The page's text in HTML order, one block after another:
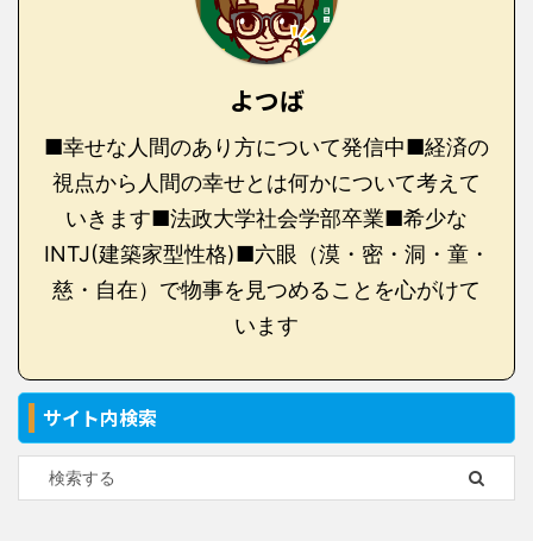
よつば
■幸せな人間のあり方について発信中■経済の
視点から人間の幸せとは何かについて考えて
いきます■法政大学社会学部卒業■希少な
INTJ(建築家型性格)■六眼（漠・密・洞・童・
慈・自在）で物事を見つめることを心がけて
います
サイト内検索